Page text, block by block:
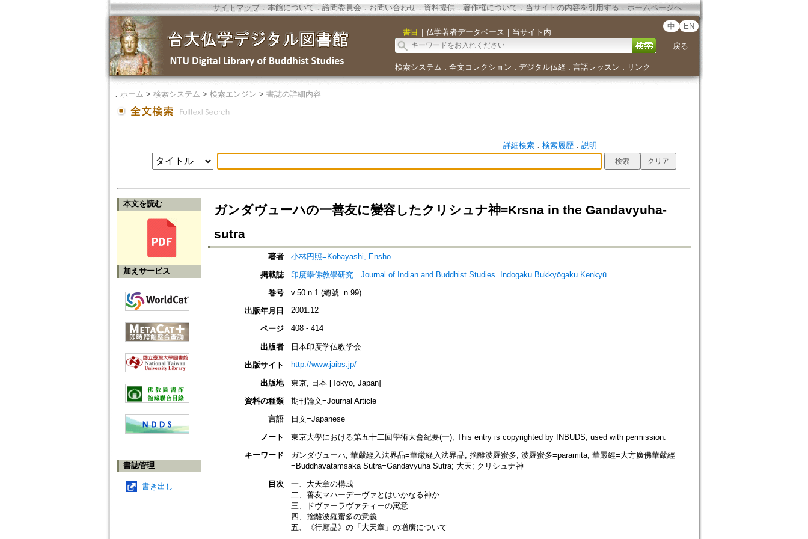
サイトマップ．本館について ． 諮問委員会． お問い合わせ． 資料提供． 著作権について．当サイトの内容を引用する ． ホームページへ
｜ 書目 ｜ 仏学著者データベース ｜ 当サイト内 ｜
中 EN
戻る
検索システム ． 全文コレクション ． デジタル仏経． 言語レッスン ． リンク
． ホーム > 検索システム > 検索エンジン > 書誌の詳細内容
詳細検索． 検索履歴． 説明
本文を読む
加えサービス
書誌管理
書き出し
ガンダヴューハの一善友に變容したクリシュナ神=Krsna in the Gandavyuha-
sutra
著者
小林円照=Kobayashi, Ensho
掲載誌
印度學佛教學研究 =Journal of Indian and Buddhist Studies=Indogaku Bukkyōgaku Kenkyū
巻号
v.50 n.1 (總號=n.99)
出版年月日
2001.12
ページ 408 - 414
出版者
日本印度学仏教学会
出版サイト
http://www.jaibs.jp/
出版地
東京, 日本 [Tokyo, Japan]
資料の種類
期刊論文=Journal Article
言語
日文=Japanese
ノート
東京大學における第五十二回學術大會紀要(一); This entry is copyrighted by INBUDS, used with permission.
キーワード
ガンダヴューハ; 華嚴經入法界品=華厳経入法界品; 捨離波羅蜜多; 波羅蜜多=paramita; 華嚴經=大方廣佛華嚴經
=Buddhavatamsaka Sutra=Gandavyuha Sutra; 大天; クリシュナ神
目次
一、大天章の構成
二、善友マハーデーヴァとはいかなる神か
三、ドヴァーラヴァティーの寓意
四、捨離波羅蜜多の意義
五、《行願品》の「大天章」の增廣について